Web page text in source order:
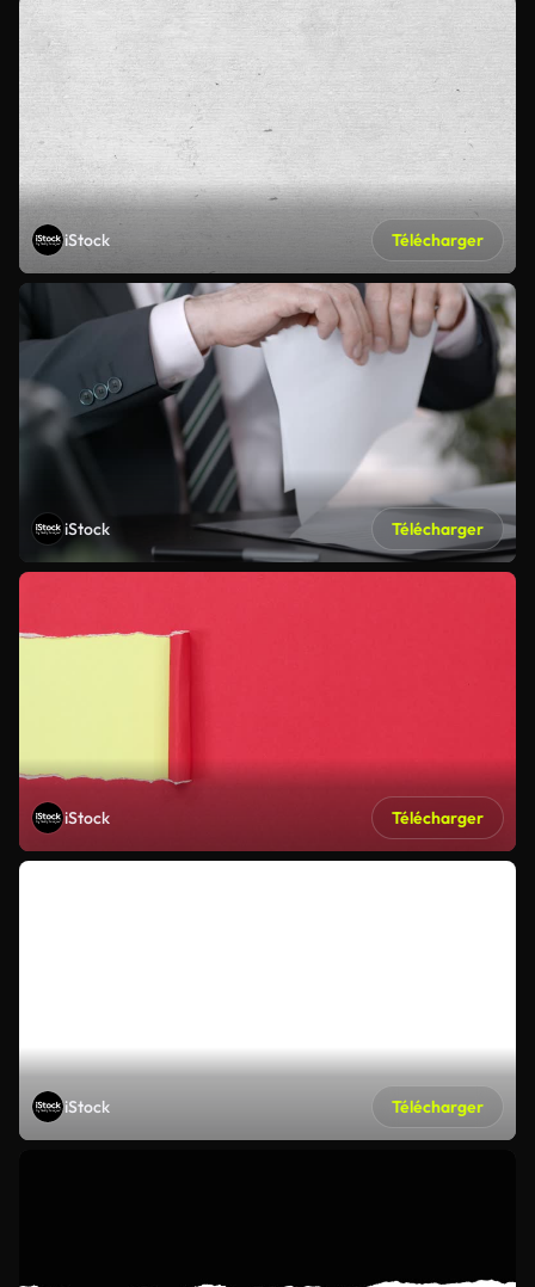
iStock Télécharger
iStock Télécharger
iStock Télécharger
iStock Télécharger